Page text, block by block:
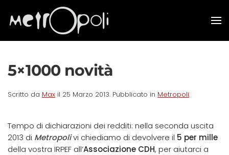
Skip to main content
5×1000 novità
Scritto da Max il 25 Marzo 2013. Pubblicato in Metropoli.
Tempo di dichiarazioni dei redditi: nella seconda uscita
2013 di Metropolivi chiediamo di devolvere il 5 per mille
della vostra IRPEF all’Associazione CDH, per aiutarci a